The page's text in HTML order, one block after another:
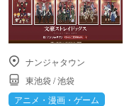
ナンジャタウン
東池袋/池袋
アニメ・漫画・ゲーム